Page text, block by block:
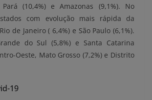
(10,4%) e Amazonas (9,1%). No
com evolução mais rápida da
de Janeiro ( 6,4%) e São Paulo (6,1%).
do Sul (5,8%) e Santa Catarina
Oeste, Mato Grosso (7,2%) e Distrito
19